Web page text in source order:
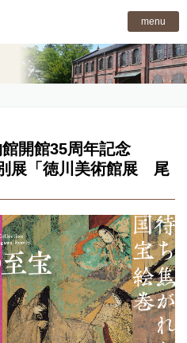
menu
開館35周年記念
展「徳川美術館展 尾